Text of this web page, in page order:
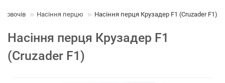
овочів Насіння перцю Насіння перця Крузадер F1 (Cruzader F1)
Насіння перця Крузадер F1
(Cruzader F1)